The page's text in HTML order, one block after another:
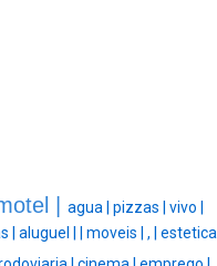
| agua | pizzas | vivo |
| aluguel | moveis | , | estetica